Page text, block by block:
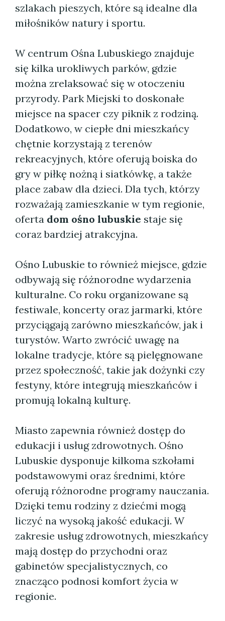
szlakach pieszych, które są idealne dla
miłośników natury i sportu.
W centrum Ośna Lubuskiego znajduje
się kilka urokliwych parków, gdzie
można zrelaksować się w otoczeniu
przyrody. Park Miejski to doskonałe
miejsce na spacer czy piknik z rodziną.
Dodatkowo, w ciepłe dni mieszkańcy
chętnie korzystają z terenów
rekreacyjnych, które oferują boiska do
gry w piłkę nożną i siatkówkę, a także
place zabaw dla dzieci. Dla tych, którzy
rozważają zamieszkanie w tym regionie,
oferta dom ośno lubuskie staje się
coraz bardziej atrakcyjna.
Ośno Lubuskie to również miejsce, gdzie
odbywają się różnorodne wydarzenia
kulturalne. Co roku organizowane są
festiwale, koncerty oraz jarmarki, które
przyciągają zarówno mieszkańców, jak i
turystów. Warto zwrócić uwagę na
lokalne tradycje, które są pielęgnowane
przez społeczność, takie jak dożynki czy
festyny, które integrują mieszkańców i
promują lokalną kulturę.
Miasto zapewnia również dostęp do
edukacji i usług zdrowotnych. Ośno
Lubuskie dysponuje kilkoma szkołami
podstawowymi oraz średnimi, które
oferują różnorodne programy nauczania.
Dzięki temu rodziny z dziećmi mogą
liczyć na wysoką jakość edukacji. W
zakresie usług zdrowotnych, mieszkańcy
mają dostęp do przychodni oraz
gabinetów specjalistycznych, co
znacząco podnosi komfort życia w
regionie.